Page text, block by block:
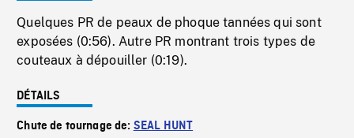
Quelques PR de peaux de phoque tannées qui sont
exposées (0:56). Autre PR montrant trois types de
couteaux à dépouiller (0:19).
DÉTAILS
Chute de tournage de: SEAL HUNT